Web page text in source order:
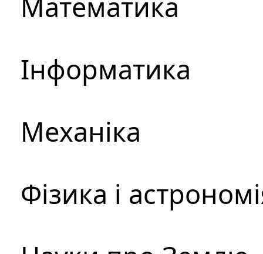
Інформатика
Механіка
Фізика і